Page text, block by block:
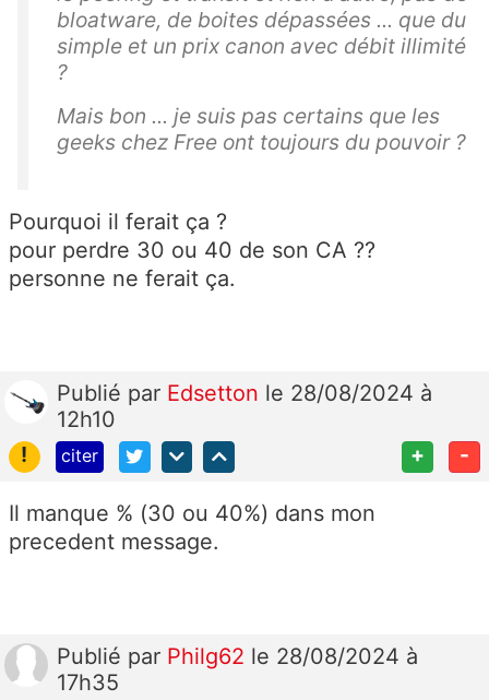
bloatware, de boites dépassées ... que du
simple et un prix canon avec débit illimité
?
Mais bon ... je suis pas certains que les
geeks chez Free ont toujours du pouvoir ?
Pourquoi il ferait ça ?
pour perdre 30 ou 40 de son CA ??
personne ne ferait ça.
Publié par Edsetton le 28/08/2024 à
12h10
!
citer + -
Il manque % (30 ou 40%) dans mon
precedent message.
Publié par Philg62 le 28/08/2024 à
17h35